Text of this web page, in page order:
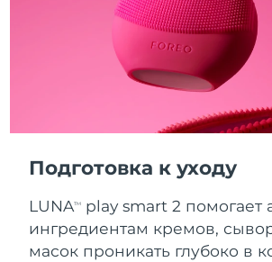
Подготовка к уходу
LUNATM
play smart 2 помогает
ингредиентам кремов,
масок проникать глубоко в
Филиппины
Пуэрто-Рико
Катар